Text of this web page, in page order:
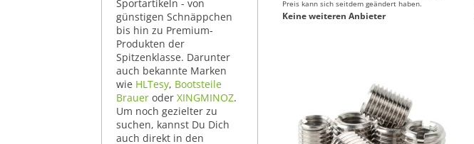
Sportartikeln - von
günstigen Schnäppchen
bis hin zu Premium-
Produkten der
Spitzenklasse. Darunter
auch bekannte Marken
wie HLTesy, Bootsteile
Brauer oder XINGMINOZ.
Um noch gezielter zu
suchen, kannst Du Dich
auch direkt in den
Preis kann sich seitdem geändert haben.
Keine weiteren Anbieter